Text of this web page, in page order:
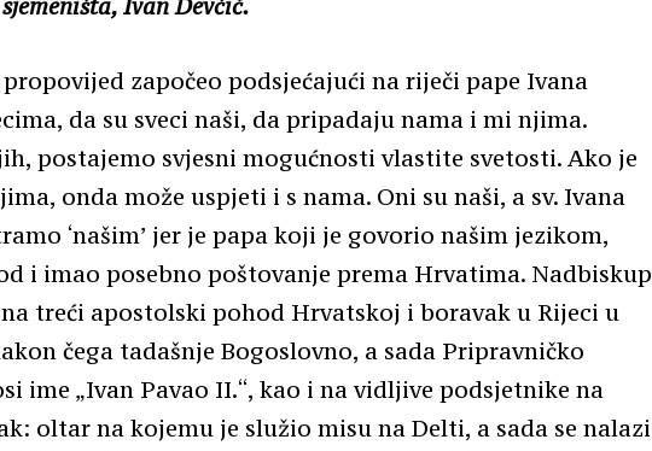
Ivan Devčić.
započeo podsjećajući na riječi pape Ivana
da su sveci naši, da pripadaju nama i mi njima.
postajemo svjesni mogućnosti vlastite svetosti. Ako je
onda može uspjeti i s nama. Oni su naši, a sv. Ivana
‘našim’ jer je papa koji je govorio našim jezikom,
i imao posebno poštovanje prema Hrvatima. Nadbiskup
treći apostolski pohod Hrvatskoj i boravak u Rijeci u
čega tadašnje Bogoslovno, a sada Pripravničko
ime „Ivan Pavao II.“, kao i na vidljive podsjetnike na
oltar na kojemu je služio misu na Delti, a sada se nalazi